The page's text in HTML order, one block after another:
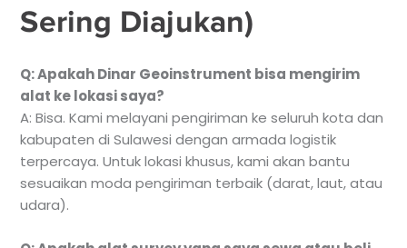
Sering Diajukan)
Q: Apakah Dinar Geoinstrument bisa mengirim
alat ke lokasi saya?
A: Bisa. Kami melayani pengiriman ke seluruh kota dan
kabupaten di Sulawesi dengan armada logistik
terpercaya. Untuk lokasi khusus, kami akan bantu
sesuaikan moda pengiriman terbaik (darat, laut, atau
udara).